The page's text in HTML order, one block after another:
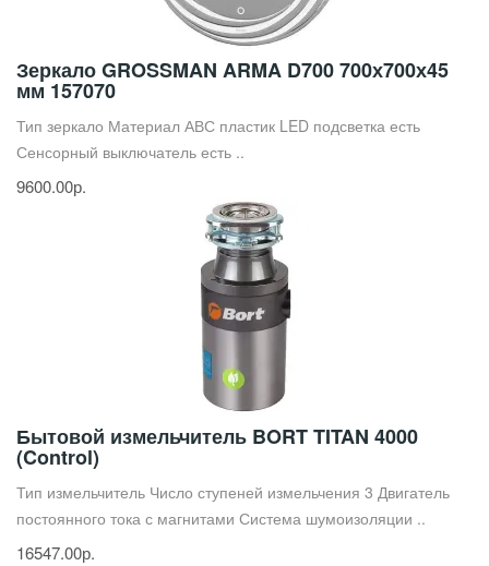
Зеркало GROSSMAN ARMA D700 700х700х45
мм 157070
Тип зеркало Материал АВС пластик LED подсветка есть
Сенсорный выключатель есть ..
9600.00р.
Бытовой измельчитель BORT TITAN 4000
(Control)
Тип измельчитель Число ступеней измельчения 3 Двигатель
постоянного тока с магнитами Система шумоизоляции ..
16547.00р.